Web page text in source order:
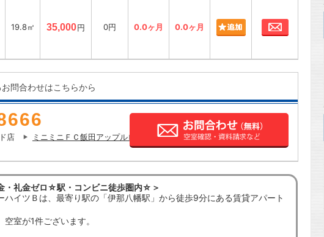
19.8㎡ 35,000円 0円 0.0ヶ月 0.0ヶ月 お問合わせ
問合わせはこちらから
店
ミニミニＦＣ飯田アップルロード店の店舗情報
・礼金ゼロ☆駅・コンビニ徒歩圏内☆＞
ハイツＢは、最寄り駅の「伊那八幡駅」から徒歩9分にある賃貸アパート
空室が1件ございます。